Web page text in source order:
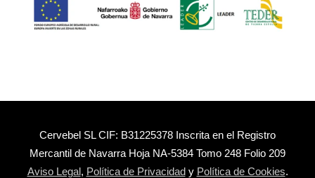
Cervebel SL CIF: B31225378 Inscrita en el Registro
Mercantil de Navarra Hoja NA-5384 Tomo 248 Folio 209
Aviso Legal, Política de Privacidady Política de Cookies.